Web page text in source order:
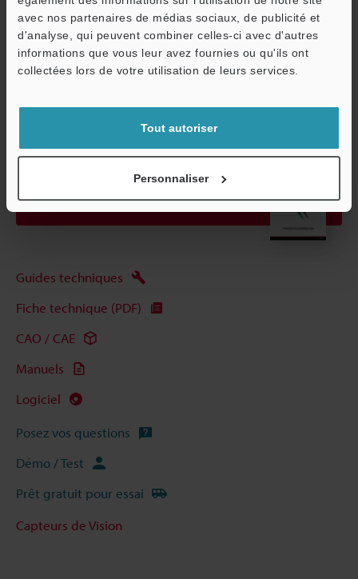
avec nos partenaires de médias sociaux, de publicité et
d'analyse, qui peuvent combiner celles-ci avec d'autres
informations que vous leur avez fournies ou qu'ils ont
collectées lors de votre utilisation de leurs services.
Tout autoriser
Personnaliser
Fiche technique (PDF)
Télécharger le catalogue
Guides techniques
Fiche technique (PDF)
CAO / CAE
Manuels
Logiciel
Posez vos questions
Démo / Test
Prêt gratuit pour essai
Capteurs de Vision